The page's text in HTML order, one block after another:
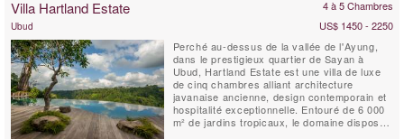
Villa Hartland Estate 4 à 5 Chambres
Ubud
US$ 1450 - 2250
Perché au-dessus de la vallée de l'Ayung,
dans le prestigieux quartier de Sayan à
Ubud, Hartland Estate est une villa de luxe
de cinq chambres alliant architecture
javanaise ancienne, design contemporain et
hospitalité exceptionnelle. Entouré de 6 000
m² de jardins tropicaux, le domaine dispose